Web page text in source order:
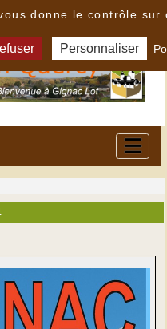
donne le contrôle sur
Personnaliser